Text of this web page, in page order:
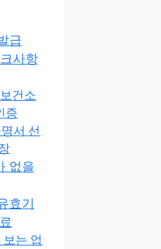
급
사항
건소
증
서 선
없을
효기
는 업